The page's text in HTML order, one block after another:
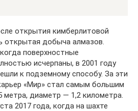
открытия кимберлитовой
открытая добыча алмазов.
поверхностные
исчерпаны, в 2001 году
к подземному способу. За эти
«Мир» стал самым большим
метра, диаметр — 1,2 километра.
2017 года, когда на шахте